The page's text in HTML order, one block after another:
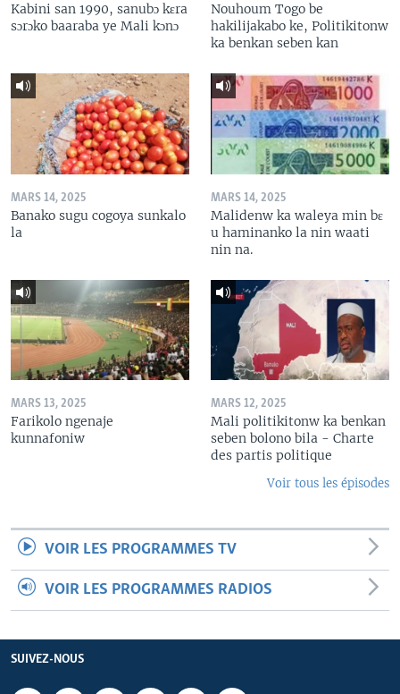
Kabini san 1990, sanubɔ kɛra
sɔrɔko baaraba ye Mali kɔnɔ
Nouhoum Togo be
hakilijakabo ke, Politikitonw
ka benkan seben kan
MARS 14, 2025
Banako sugu cogoya sunkalo
la
MARS 14, 2025
Malidenw ka waleya min bɛ
u haminanko la nin waati
nin na.
MARS 13, 2025
Farikolo ngenaje
kunnafoniw
MARS 12, 2025
Mali politikitonw ka benkan
seben bolono bila - Charte
des partis politique
Voir tous les épisodes
VOIR LES PROGRAMMES TV
VOIR LES PROGRAMMES RADIOS
SUIVEZ-NOUS